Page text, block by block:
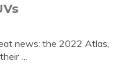
news: the 2022 Atlas,
…